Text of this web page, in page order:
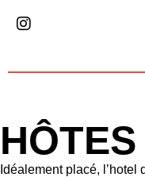
Idéalement placé,